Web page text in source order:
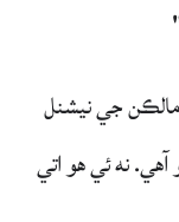
جي نيشنل
نه ئي هو اتي